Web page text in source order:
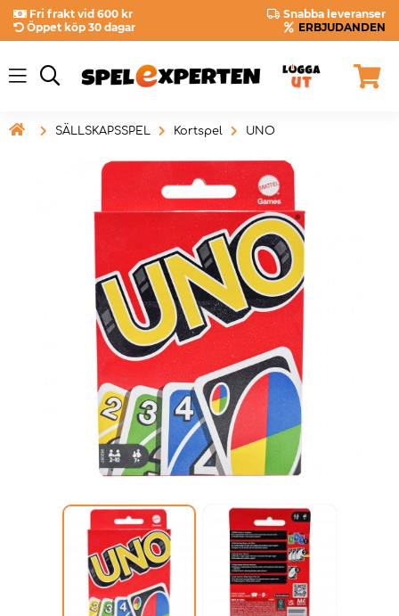
Fri frakt vid 600 kr
Snabba leveranser
Öppet köp 30 dagar
ERBJUDANDEN
 SÄLLSKAPSSPEL Kortspel UNO